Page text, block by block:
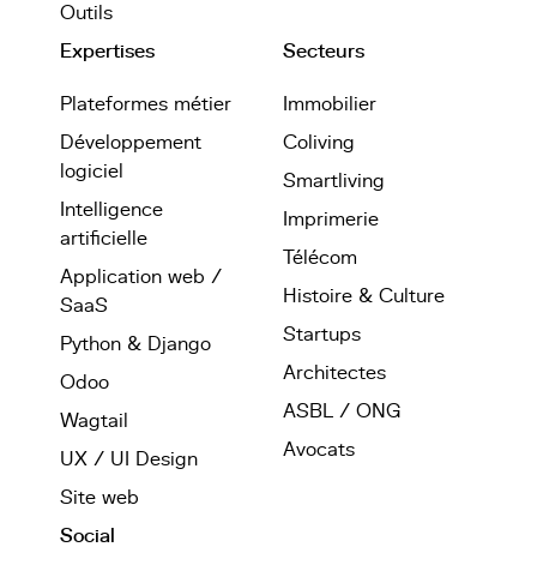
Outils
Expertises
Plateformes métier
Développement
logiciel
Intelligence
artificielle
Application web /
SaaS
Python & Django
Odoo
Wagtail
UX / UI Design
Site web
Secteurs
Immobilier
Coliving
Smartliving
Imprimerie
Télécom
Histoire & Culture
Startups
Architectes
ASBL / ONG
Avocats
Social